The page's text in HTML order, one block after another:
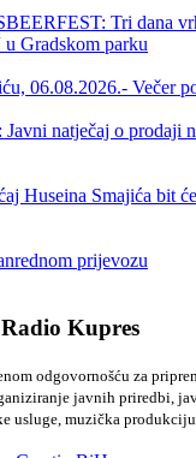
Tri dana
Gradskom parku
06.08.2026.- Večer
natječaj o prodaji
Huseina Smajića bit
prijevozu
Kupres
odgovornošću za
javnih priredbi,
usluge, muzička